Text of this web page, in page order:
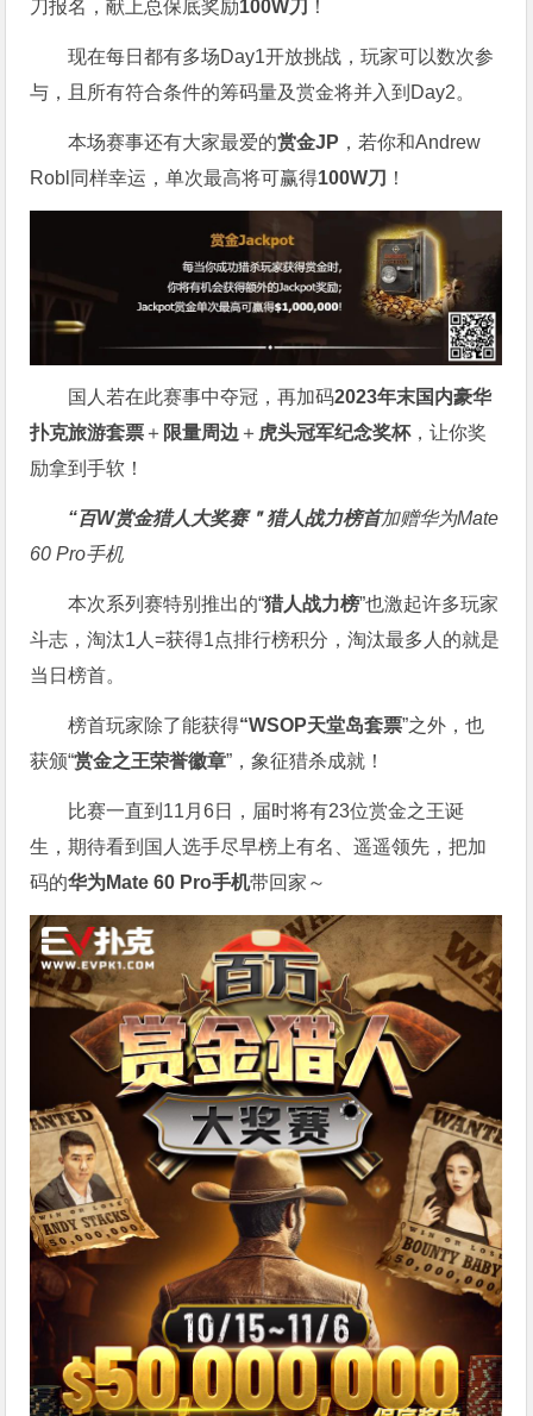
刀报名，献上总保底奖励100W刀 ！
现在每日都有多场Day1开放挑战，玩家可以数次参
与，且所有符合条件的筹码量及赏金将并入到Day2。
本场赛事还有大家最爱的赏金JP ，若你和Andrew
Robl同样幸运，单次最高将可赢得100W刀 ！
国人若在此赛事中夺冠，再加码2023年末国内豪华
扑克旅游套票 ＋ 限量周边 ＋ 虎头冠军纪念奖杯，让你奖
励拿到手软！
“百W赏金猎人大奖赛＂猎人战力榜首加赠华为Mate
60 Pro手机
本次系列赛特别推出的“猎人战力榜”也激起许多玩家
斗志，淘汰1人=获得1点排行榜积分，淘汰最多人的就是
当日榜首。
榜首玩家除了能获得“WSOP天堂岛套票”之外，也
获颁“赏金之王荣誉徽章”，象征猎杀成就！
比赛一直到11月6日，届时将有23位赏金之王诞
生，期待看到国人选手尽早榜上有名、遥遥领先，把加
码的华为Mate 60 Pro手机带回家～